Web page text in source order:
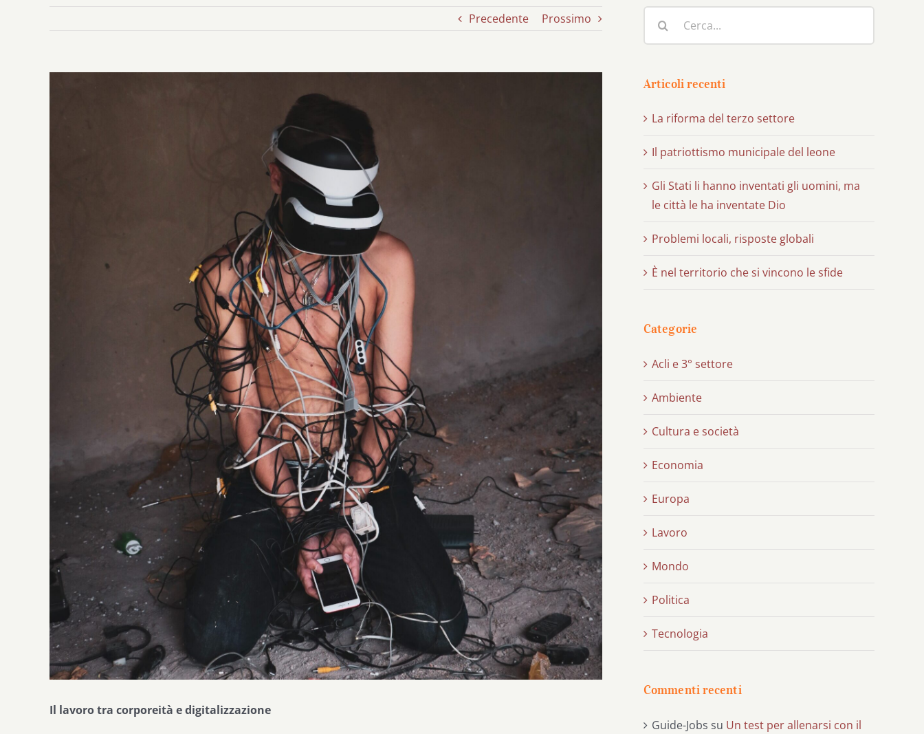
Precedente Prossimo
Il lavoro tra corporeità e digitalizzazione
per:
Articoli recenti
La riforma del terzo settore
Il patriottismo municipale del leone
Gli Stati li hanno inventati gli uomini, ma
le città le ha inventate Dio
Problemi locali, risposte globali
È nel territorio che si vincono le sfide
Categorie
Acli e 3° settore
Ambiente
Cultura e società
Economia
Europa
Lavoro
Mondo
Politica
Tecnologia
Commenti recenti
Guide-Jobs su Un test per allenarsi con il